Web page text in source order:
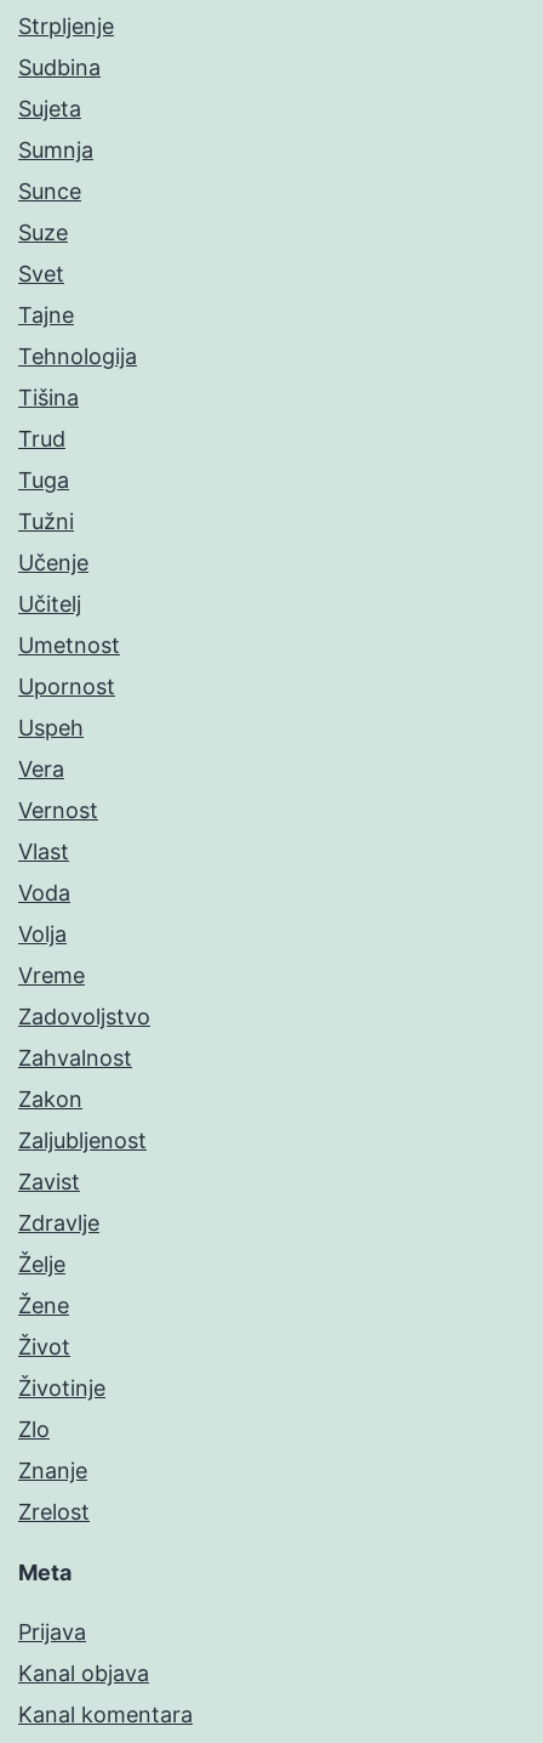
Strpljenje
Sudbina
Sujeta
Sumnja
Sunce
Suze
Svet
Tajne
Tehnologija
Tišina
Trud
Tuga
Tužni
Učenje
Učitelj
Umetnost
Upornost
Uspeh
Vera
Vernost
Vlast
Voda
Volja
Vreme
Zadovoljstvo
Zahvalnost
Zakon
Zaljubljenost
Zavist
Zdravlje
Želje
Žene
Život
Životinje
Zlo
Znanje
Zrelost
Meta
Prijava
Kanal objava
Kanal komentara